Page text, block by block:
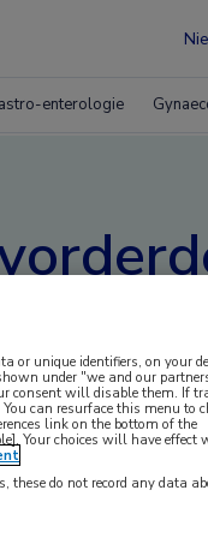
enterologie
jaars
or unique identifiers, on your
under "we and our
consent will disable them. If
can resurface this menu to
link on the bottom of the
Your choices will have effect
these do not record any data